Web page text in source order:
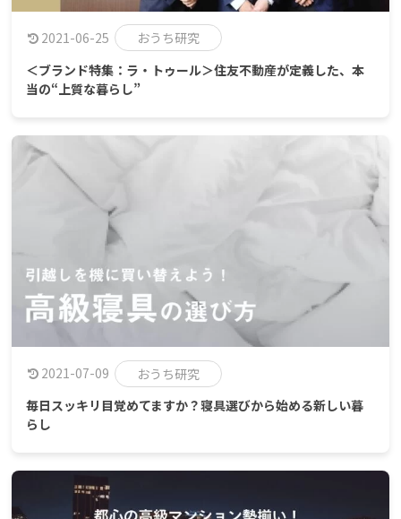
2021-06-25
おうち研究
＜ブランド特集：ラ・トゥール＞住友不動産が定義した、本
当の“上質な暮らし”
2021-07-09
おうち研究
毎日スッキリ目覚めてますか？寝具選びから始める新しい暮
らし